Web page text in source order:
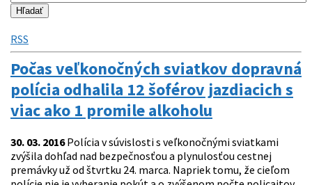
RSS
Počas veľkonočných sviatkov dopravná
polícia odhalila 12 šoférov jazdiacich s
viac ako 1 promile alkoholu
30. 03. 2016Polícia v súvislosti s veľkonočnými sviatkami
zvýšila dohľad nad bezpečnosťou a plynulosťou cestnej
premávky už od štvrtku 24. marca. Napriek tomu, že cieľom